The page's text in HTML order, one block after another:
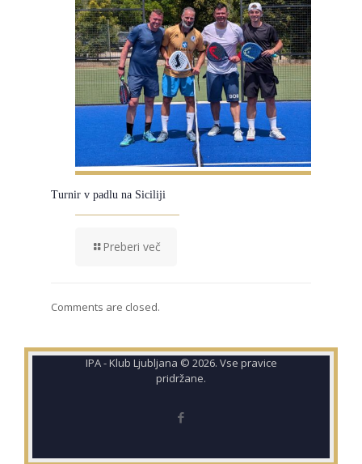
Turnir v padlu na Siciliji
Preberi več
Comments are closed.
IPA - Klub Ljubljana © 2026. Vse pravice
pridržane.